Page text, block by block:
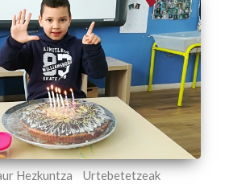
Hezkuntza Urtebetetzeak